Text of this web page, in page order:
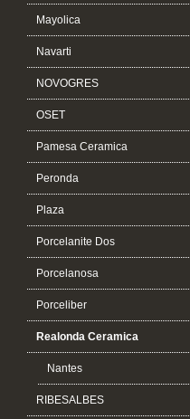
Mayolica
Navarti
NOVOGRES
OSET
Pamesa Ceramica
Peronda
Plaza
Porcelanite Dos
Porcelanosa
Porceliber
Realonda Ceramica
Nantes
RIBESALBES